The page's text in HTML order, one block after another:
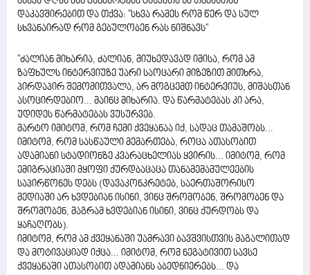
დაკავშირებით და თქვა: ''სხვა რამეს რომ წერ და სულ
სხვანაირად რომ გებულობენ რას ნიშნავს''
"ძალიან მიხარია, ძალიან, მიუხედავად იმისა, რომ ამ
ზაფხულს ინტერვიუზე უარი საოცარი მიზეზით მითხრა,
პირდაპირ შემომითვალა, არ მოგცემთ ინტერვიუს, მიშასთან
ასოცირდებიო... მაინც მიხარია. და წარმატებას კი არა,
უდიდეს წარმატებას ვუსურვებ.
მარტო იმიტომ, რომ ჩემი ქვეყანაა იქ, სადაც თამაშობს...
იმიტომ, რომ სასწაული მემართება, როცა ათასობით
ადამიანი სტადიონზე კვარაცხელიას ყვირის... იმიტომ, რომ
ემიგრაციაში მყოფი ქურდბაცაცა თანამემამულეების
საპირწონეს დებს (დავაკონკრეტებ, საერთაშორისო
მედიაში არ ხვდებიან ისინი, ვინც შრომობენ, შრომობენ და
შრომობენ, მაგრამ ხვდებიან ისინი, ვინც ქურდობს და
ყაჩაღობს).
იმიტომ, რომ ამ ქვეყანაში უამრავი ბავშვისთვის მაგალითად
და მოტივაციად იქცა... იმიტომ, რომ ნეგატივით სავსე
ქვეყანაში ათასობით ადამიანს აბედნიერებს... და